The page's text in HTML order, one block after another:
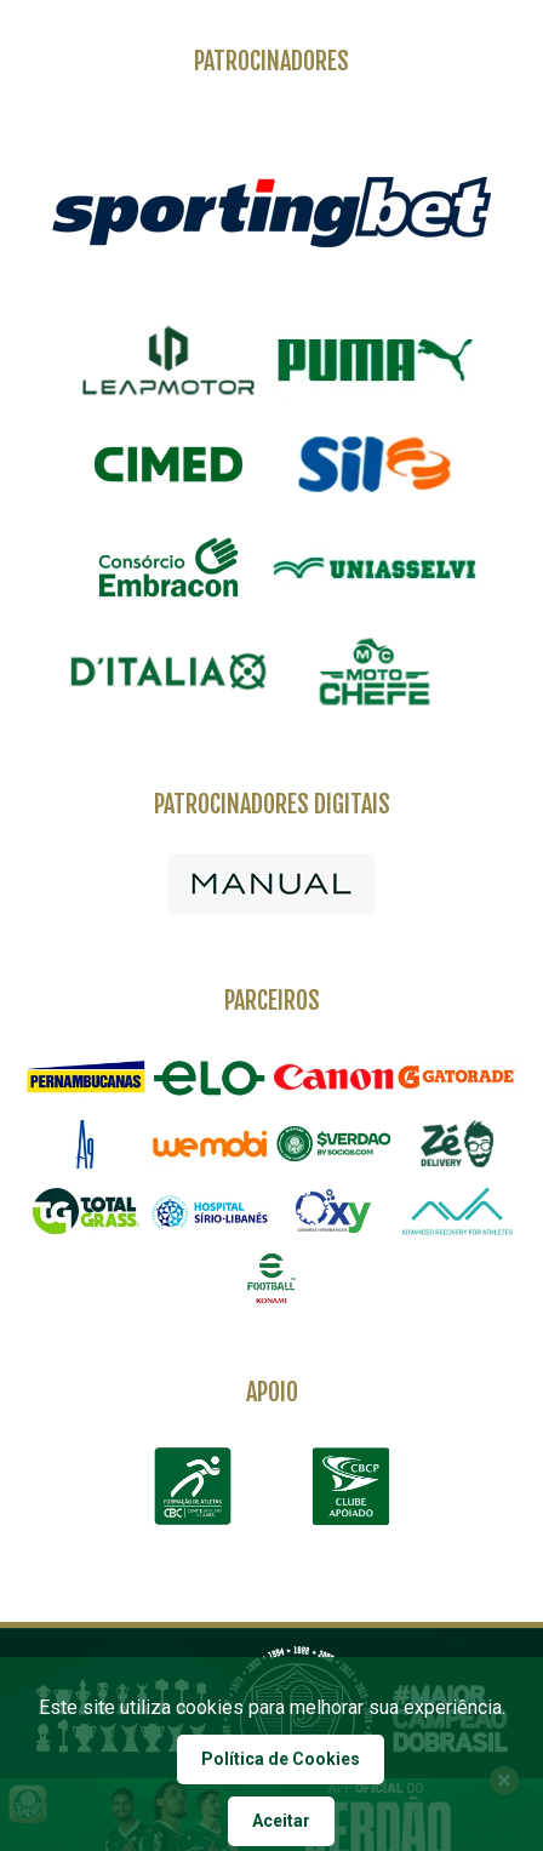
PATROCINADORES
PATROCINADORES DIGITAIS
PARCEIROS
APOIO
COPYRIGHT 2026 PALMEIRAS. TODOS OS DIREITOS RESERVADOS
Este site utiliza cookies para melhorar sua experiência.
Política de Cookies
Aceitar